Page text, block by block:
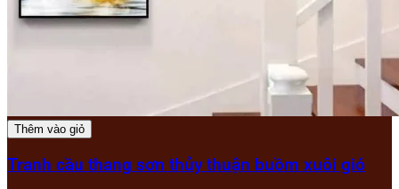
Thêm vào giỏ
Tranh cầu thang sơn thủy thuận buồm xuôi gió